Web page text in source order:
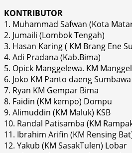
KONTRIBUTOR
1. Muhammad Safwan (Kota
2. Jumaili (Lombok Tengah)
3. Hasan Karing ( KM Brang Ene
4. Adi Pradana (Kab.Bima)
5. Opick Manggelewa. KM
6. Joko KM Panto daeng Sumbawa
7. Ryan KM Gempar Bima
8. Faidin (KM kempo) Dompu
9. Alimuddin (KM Maluk) KSB
10. Randal Patisamba (KM
11. Ibrahim Arifin (KM Rensing
12. Yakub (KM SasakTulen) Lobar